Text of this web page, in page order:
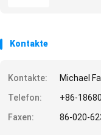
Kontakte
Kontakte:
Michael
Telefon:
+86-
Faxen:
86-020-